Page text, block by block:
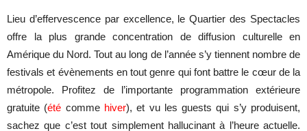
Lieu d’effervescence par excellence, le Quartier des Spectacles
offre la plus grande concentration de diffusion culturelle en
Amérique du Nord. Tout au long de l’année s’y tiennent nombre de
festivals et évènements en tout genre qui font battre le cœur de la
métropole. Profitez de l’importante programmation extérieure
gratuite (été comme hiver), et vu les guests qui s’y produisent,
sachez que c’est tout simplement hallucinant à l’heure actuelle.